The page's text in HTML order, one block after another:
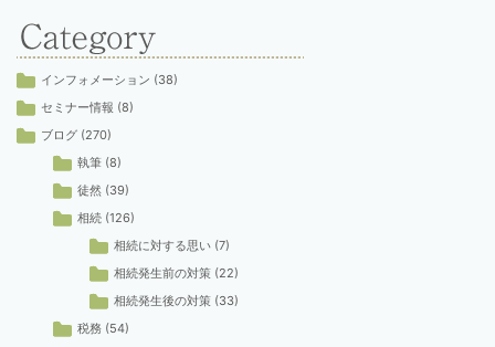
インフォメーション (38)
セミナー情報 (8)
ブログ (270)
執筆 (8)
徒然 (39)
相続 (126)
相続に対する思い (7)
相続発生前の対策 (22)
相続発生後の対策 (33)
税務 (54)